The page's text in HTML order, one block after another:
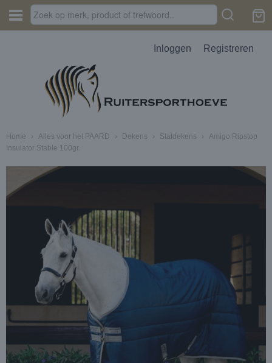
Inloggen Registreren
Home › Alles voor het PAARD › Dekens › Staldekens ›
Amigo Ripstop
Insulator Stable 100gr.